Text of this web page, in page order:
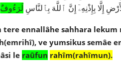
إِلَّا بِإِذْنِهِۦٓ إِنَّ ٱللَّهَ بِٱلنَّاسِ لَرَءُوفٌ
tere ennallâhe sahhara
ve yumsikus semâe
le raûfun rahîm(rahîmun).